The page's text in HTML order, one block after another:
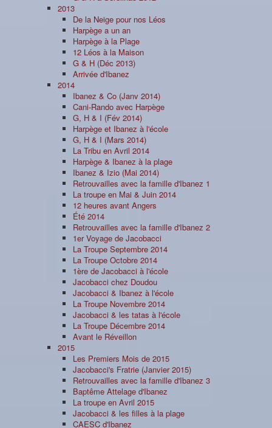
2013
De la Neige pour nos Léos
Harpège a un an
Harpège à la Plage
12 Léos à la Maison
G & H (Déc 2013)
Arrivée d'Ibanez
2014
Ibanez & Co (Janv 2014)
Cani-Rando avec Harpège
G, H & I (Fév 2014)
Harpège et Ibanez à l'école
G, H & I (Mars 2014)
La Tribu en Avril 2014
Harpège & Ibanez à la plage
Ibanez & Izio (Mai 2014)
Retrouvailles avec la famille d'Ibanez 1
La troupe en Mai & Juin 2014
12 heures avant Angers
Été 2014
Retrouvailles avec la famille d'Ibanez 2
1er Voyage de Jacobacci
La Troupe Septembre 2014
La Troupe Octobre 2014
1ère de Jacobacci à l'école
Jacobacci chez Doudou
Jacobacci & Ibanez à l'école
La Troupe Novembre 2014
Jacobacci & les tatas à l'école
La Troupe Décembre 2014
Avant le Réveillon
2015
Les Premiers Mois de 2015
Jacobacci's Fratrie (Janvier 2015)
Retrouvailles avec la famille d'Ibanez 3
Baptême Attelage d'Ibanez
La troupe en Avril 2015
Jacobacci & les filles à la plage
CAESC d'Ibanez